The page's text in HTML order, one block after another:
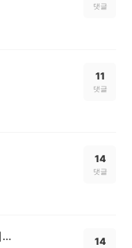
댓글
11
댓글
14
댓글
서서울호수공원 옆, 예술로 쉼표를 찍는 '서울문화예술교육센터 양천'에 다녀왔어요! 14